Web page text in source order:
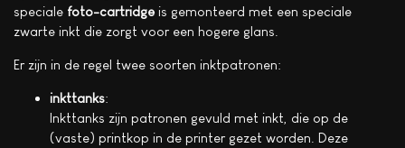
speciale foto-cartridge is gemonteerd met een speciale
zwarte inkt die zorgt voor een hogere glans.
Er zijn in de regel twee soorten inktpatronen:
inkttanks:
Inkttanks zijn patronen gevuld met inkt, die op de
(vaste) printkop in de printer gezet worden. Deze